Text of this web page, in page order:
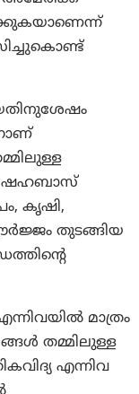
ഷഹബാസ്
കൃഷി,
തുടങ്ങിയ
മാത്രം
തമ്മിലുള്ള
എന്നിവ